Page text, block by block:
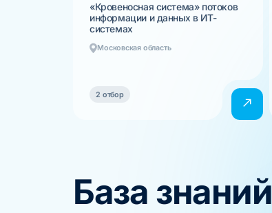
«Кровеносная система» потоков
информации и данных в ИТ-
системах
Московская область
2 отбор
База знаний